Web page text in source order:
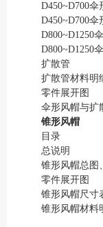
D450~D700
D450~D700
D800~D1250
D800~D1250
扩散管
扩散管材料明
零件展开图
伞形风帽与扩
锥形风帽
目录
总说明
锥形风帽总图
零件展开图
锥形风帽尺寸
锥形风帽材料